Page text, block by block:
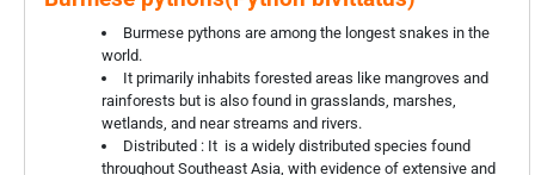
Burmese pythons are among the longest snakes in the
world.
It primarily inhabits forested areas like mangroves and
rainforests but is also found in grasslands, marshes,
wetlands, and near streams and rivers.
Distributed : It is a widely distributed species found
throughout Southeast Asia, with evidence of extensive and